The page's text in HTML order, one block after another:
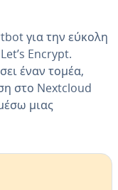
για την εύκολη
Encrypt.
έναν τομέα,
στο Nextcloud
μιας